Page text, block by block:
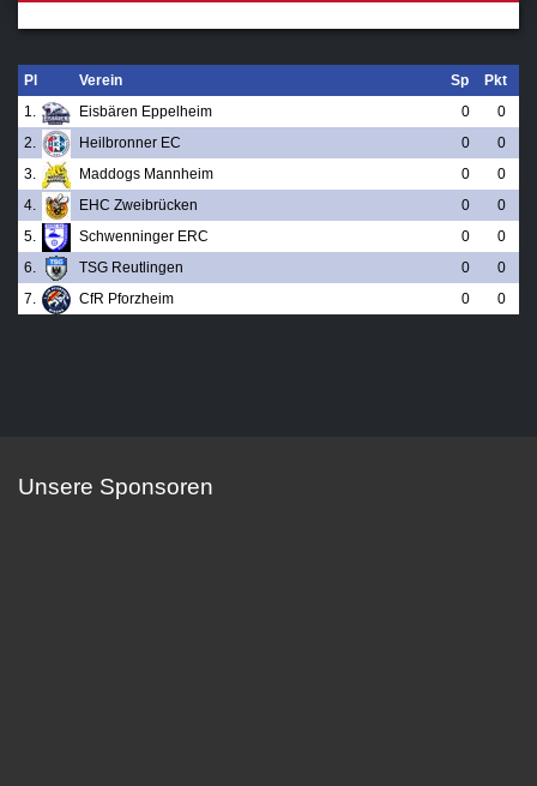
Pl Verein Sp
Pkt
1.
Eisbären Eppelheim 0
0
2.
Heilbronner EC 0
0
3.
Maddogs Mannheim 0
0
4.
EHC Zweibrücken 0
0
5.
Schwenninger ERC 0
0
6.
TSG Reutlingen 0
0
7.
CfR Pforzheim 0 0
Unsere Sponsoren